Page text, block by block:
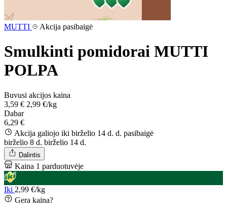
MUTTI Akcija pasibaigė
Smulkinti pomidorai MUTTI
POLPA
Buvusi akcijos kaina
3,59 € 2,99 €/kg
Dabar
6,29 €
Akcija galiojo iki birželio 14 d. d. pasibaigė
birželio 8 d. birželio 14 d.
Dalintis
Kaina 1 parduotuvėje
Iki 2,99 €/kg
Gera kaina?